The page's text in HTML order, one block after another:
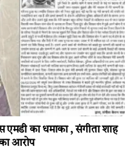
का धमाका , संगीता शाह
आरोप